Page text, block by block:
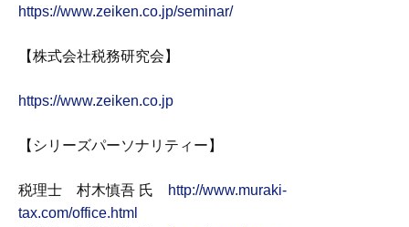
https://www.zeiken.co.jp/seminar/
【株式会社税務研究会】
https://www.zeiken.co.jp
【シリーズパーソナリティー】
税理士 村木慎吾 氏
http://www.muraki-
tax.com/office.html